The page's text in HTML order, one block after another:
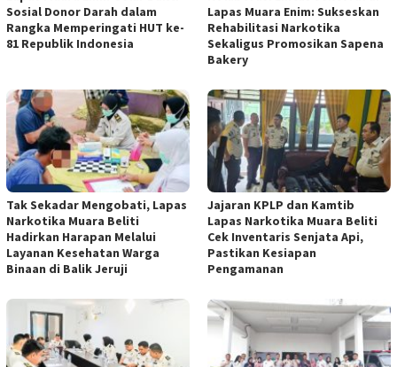
Sosial Donor Darah dalam
Rangka Memperingati HUT ke-
81 Republik Indonesia
Lapas Muara Enim: Sukseskan
Rehabilitasi Narkotika
Sekaligus Promosikan Sapena
Bakery
Tak Sekadar Mengobati, Lapas
Narkotika Muara Beliti
Hadirkan Harapan Melalui
Layanan Kesehatan Warga
Binaan di Balik Jeruji
Jajaran KPLP dan Kamtib
Lapas Narkotika Muara Beliti
Cek Inventaris Senjata Api,
Pastikan Kesiapan
Pengamanan